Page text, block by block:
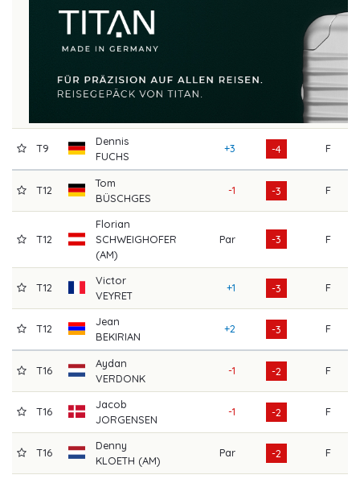
T9
Dennis
FUCHS
+3 -4 F
T12
Tom
BÜSCHGES
-1 -3 F
T12
Florian
SCHWEIGHOFER
(AM)
Par -3 F
T12
Victor
VEYRET
+1 -3 F
T12
Jean
BEKIRIAN
+2 -3 F
T16
Aydan
VERDONK
-1 -2 F
T16
Jacob
JORGENSEN
-1 -2 F
T16
Denny
KLOETH (AM)
Par -2 F